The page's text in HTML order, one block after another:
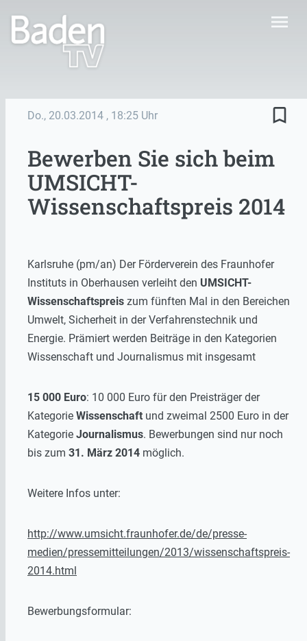
menu
Do., 20.03.2014 , 18:25 Uhr bookmark_border
Bewerben Sie sich beim
UMSICHT-
Wissenschaftspreis 2014
Karlsruhe (pm/an) Der Förderverein des Fraunhofer
Instituts in Oberhausen verleiht den UMSICHT-
Wissenschaftspreis zum fünften Mal in den Bereichen
Umwelt, Sicherheit in der Verfahrenstechnik und
Energie. Prämiert werden Beiträge in den Kategorien
Wissenschaft und Journalismus mit insgesamt
15 000 Euro: 10 000 Euro für den Preisträger der
Kategorie Wissenschaft und zweimal 2500 Euro in der
Kategorie Journalismus. Bewerbungen sind nur noch
bis zum 31. März 2014 möglich.
Weitere Infos unter:
http://www.umsicht.fraunhofer.de/de/presse-
medien/pressemitteilungen/2013/wissenschaftspreis-
2014.html
Bewerbungsformular: